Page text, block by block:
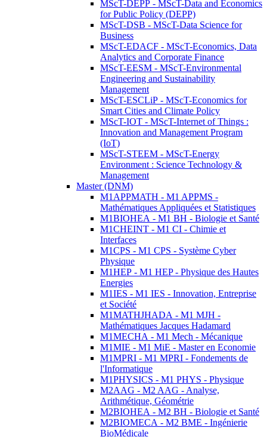
MScT-DEPP - MScT-Data and Economics
for Public Policy (DEPP)
MScT-DSB - MScT-Data Science for
Business
MScT-EDACF - MScT-Economics, Data
Analytics and Corporate Finance
MScT-EESM - MScT-Environmental
Engineering and Sustainability
Management
MScT-ESCLiP - MScT-Economics for
Smart Cities and Climate Policy
MScT-IOT - MScT-Internet of Things :
Innovation and Management Program
(IoT)
MScT-STEEM - MScT-Energy
Environment : Science Technology &
Management
Master (DNM)
M1APPMATH - M1 APPMS -
Mathématiques Appliquées et Statistiques
M1BIOHEA - M1 BH - Biologie et Santé
M1CHEINT - M1 CI - Chimie et
Interfaces
M1CPS - M1 CPS - Système Cyber
Physique
M1HEP - M1 HEP - Physique des Hautes
Energies
M1IES - M1 IES - Innovation, Entreprise
et Société
M1MATHJHADA - M1 MJH -
Mathématiques Jacques Hadamard
M1MECHA - M1 Mech - Mécanique
M1MIE - M1 MiE - Master en Economie
M1MPRI - M1 MPRI - Fondements de
l'Informatique
M1PHYSICS - M1 PHYS - Physique
M2AAG - M2 AAG - Analyse,
Arithmétique, Géométrie
M2BIOHEA - M2 BH - Biologie et Santé
M2BIOMECA - M2 BME - Ingénierie
BioMédicale